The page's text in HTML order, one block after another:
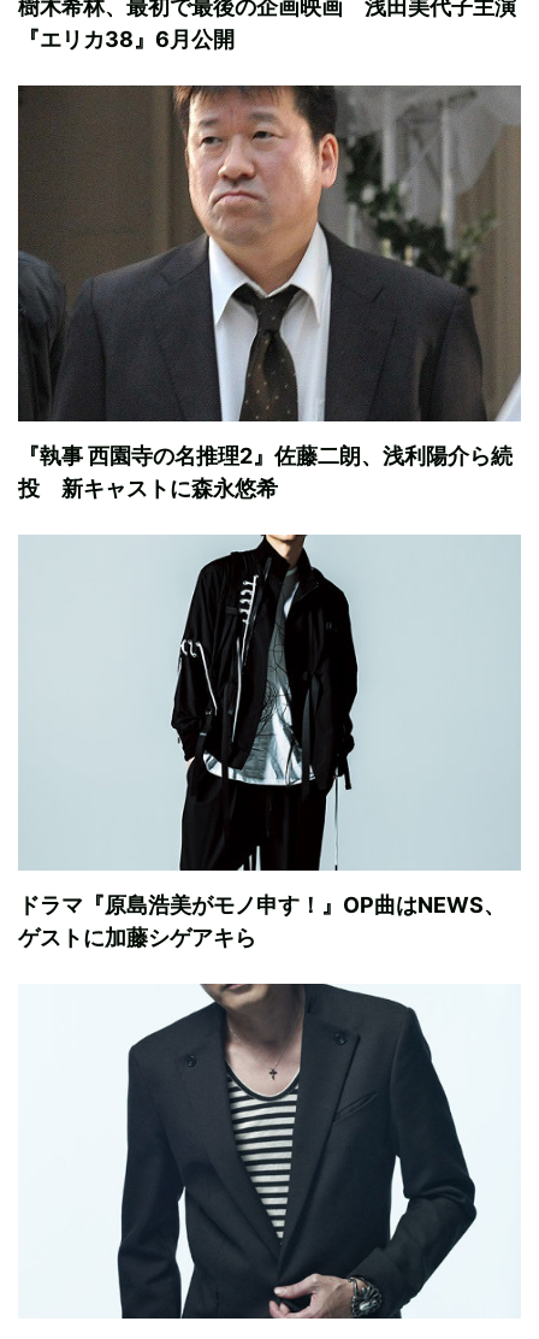
樹木希林、最初で最後の企画映画 浅田美代子主演
『エリカ38』6月公開
『執事 西園寺の名推理2』佐藤二朗、浅利陽介ら続
投 新キャストに森永悠希
ドラマ『原島浩美がモノ申す！』OP曲はNEWS、
ゲストに加藤シゲアキら